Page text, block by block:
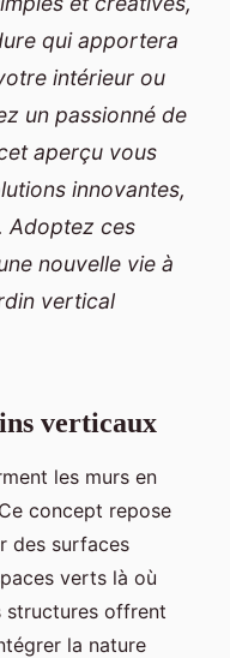
qui apportera
intérieur ou
un passionné de
aperçu vous
innovantes,
Adoptez ces
nouvelle vie à
vertical
verticaux
les murs en
concept repose
des surfaces
verts là où
structures offrent
la nature